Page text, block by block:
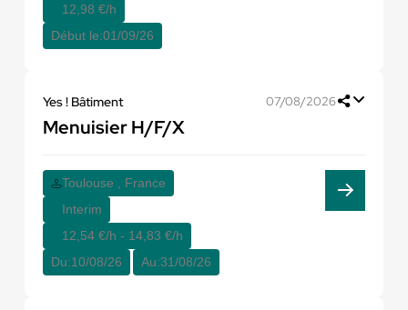
12,98 €/h
Début le:01/09/26
Yes ! Bâtiment 07/08/2026
Menuisier H/F/X
Toulouse , France
Interim
12,54 €/h - 14,83 €/h
Du:10/08/26 Au:31/08/26